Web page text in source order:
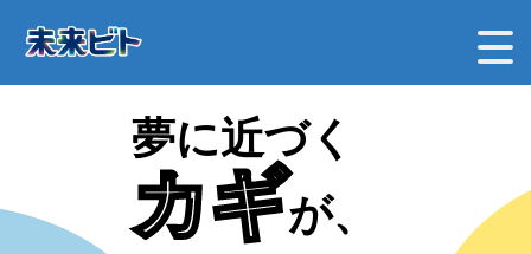
夢に近づく
カギが、